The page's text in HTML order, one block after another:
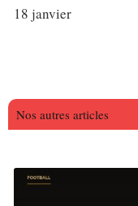
18 janvier
Nos autres articles